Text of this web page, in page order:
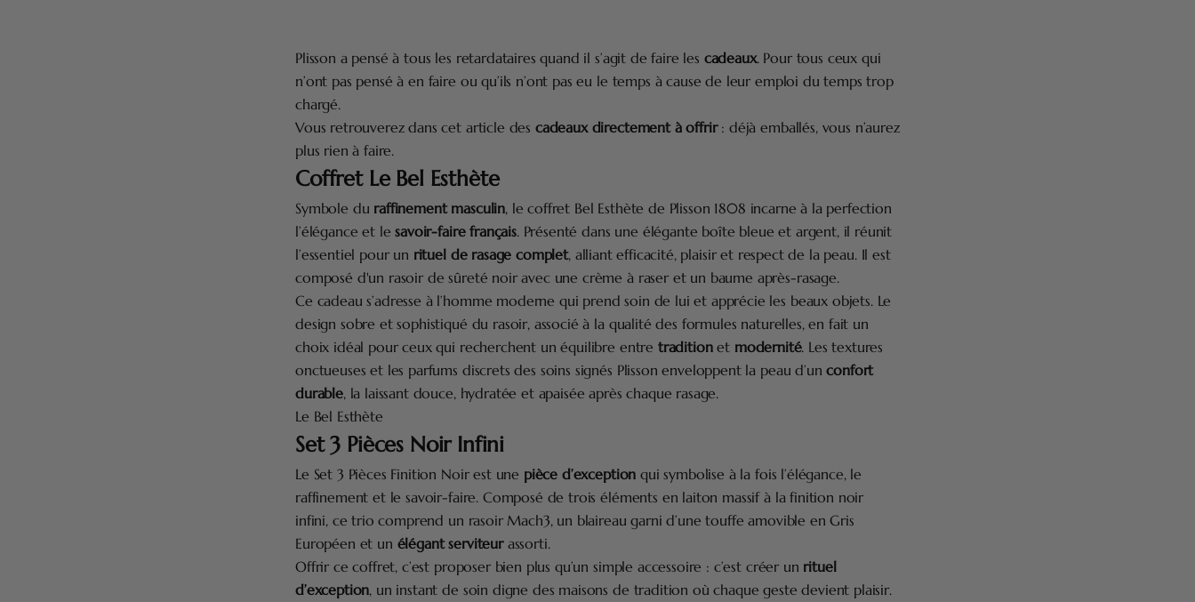
Plisson a pensé à tous les retardataires quand il s’agit de faire les cadeaux. Pour tous ceux qui
n’ont pas pensé à en faire ou qu’ils n’ont pas eu le temps à cause de leur emploi du temps trop
chargé.
Vous retrouverez dans cet article des cadeaux directement à offrir: déjà emballés, vous n’aurez
plus rien à faire.
Coffret Le Bel Esthète
Symbole du raffinement masculin, le coffret Bel Esthète de Plisson 1808 incarne à la perfection
l’élégance et lesavoir-faire français. Présenté dans une élégante boîte bleue et argent, il réunit
l’essentiel pour un rituel de rasage complet, alliant efficacité, plaisir et respect de la peau. Il est
composé d'un rasoir de sûreté noir avec une crème à raser et un baume après-rasage.
Ce cadeau s’adresse à l’homme moderne qui prend soin de lui et apprécie les beaux objets. Le
design sobre et sophistiqué du rasoir, associé à la qualité des formules naturelles, en fait un
choix idéal pour ceux qui recherchent un équilibre entre traditionet modernité. Les textures
onctueuses et les parfums discrets des soins signés Plisson enveloppent la peau d’unconfort
durable, la laissant douce, hydratée et apaisée après chaque rasage.
Le Bel Esthète
Set 3 Pièces Noir Infini
Le Set 3 Pièces Finition Noir est une pièce d’exception qui symbolise à la fois l’élégance, le
raffinement et le savoir-faire. Composé de trois éléments en laiton massif à la finition noir
infini, ce trio comprend un rasoir Mach3, un blaireau garni d’une touffe amovible en Gris
Européen et un élégant serviteurassorti.
Offrir ce coffret, c’est proposer bien plus qu’un simple accessoire : c’est créer un rituel
d’exception, un instant de soin digne des maisons de tradition où chaque geste devient plaisir.